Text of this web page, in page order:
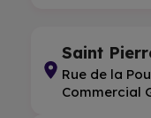
Saint
Rue de la
Commercial